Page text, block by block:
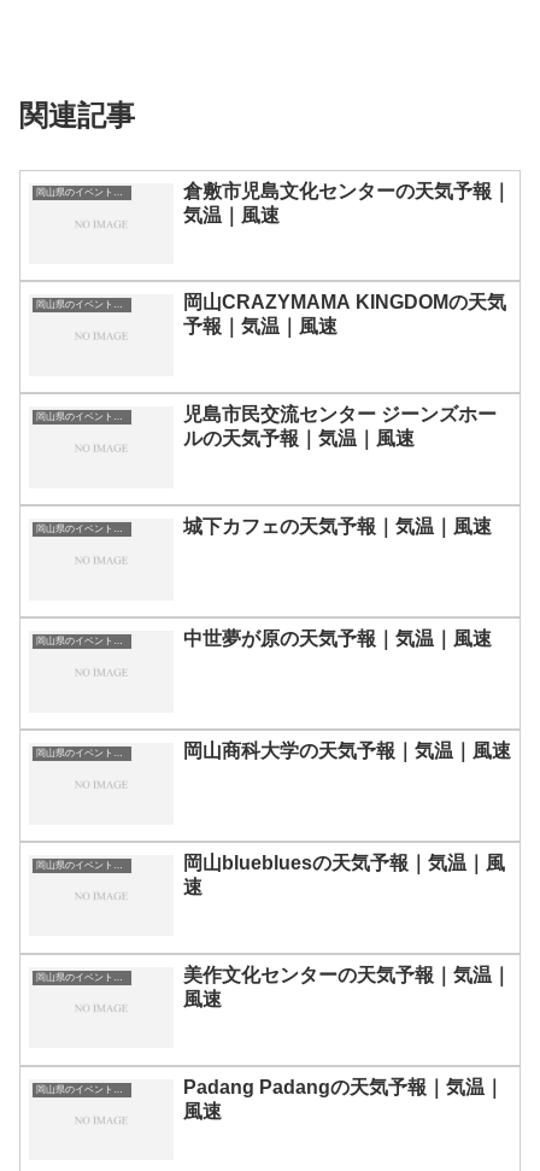
関連記事
岡山県のイベント会場一覧
倉敷市児島文化センターの天気予報｜
気温｜風速
岡山県のイベント会場一覧
岡山CRAZYMAMA KINGDOMの天気
予報｜気温｜風速
岡山県のイベント会場一覧
児島市民交流センター ジーンズホー
ルの天気予報｜気温｜風速
岡山県のイベント会場一覧 城下カフェの天気予報｜気温｜風速
岡山県のイベント会場一覧 中世夢が原の天気予報｜気温｜風速
岡山県のイベント会場一覧 岡山商科大学の天気予報｜気温｜風速
岡山県のイベント会場一覧
岡山bluebluesの天気予報｜気温｜風
速
美作文化センターの天気予報｜気温｜
風速
Padang Padangの天気予報｜気温｜
風速